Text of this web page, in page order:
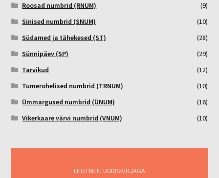
Roosad numbrid (RNUM)
(9)
Sinised numbrid (SNUM)
(10)
Südamed ja tähekesed (ST)
(28)
Sünnipäev (SP)
(29)
Tarvikud
(12)
Tumerohelised numbrid (TRNUM)
(10)
Ümmargused numbrid (ÜNUM)
(16)
Vikerkaare värvi numbrid (VNUM)
(10)
LIITU MEIE UUDISKIRJAGA